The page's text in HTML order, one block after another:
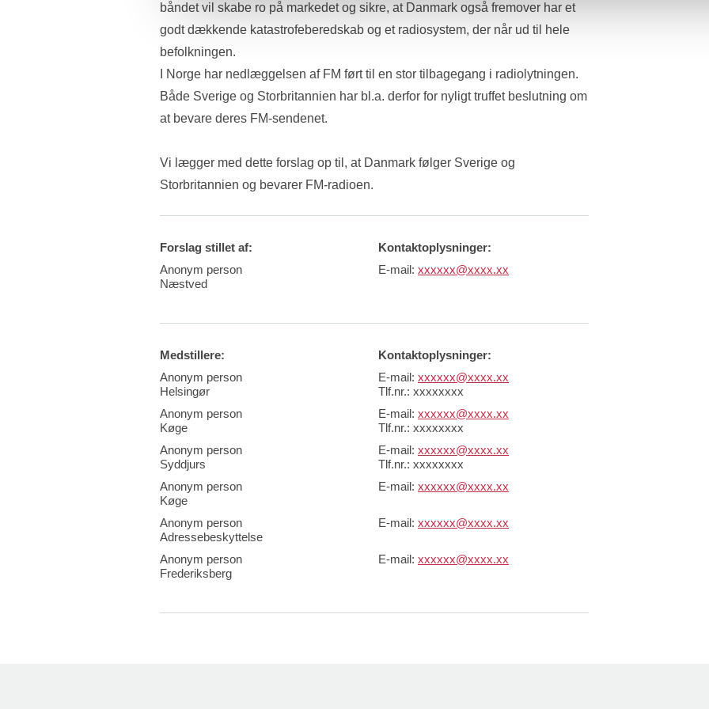
båndet vil skabe ro på markedet og sikre, at Danmark også fremover har et
godt dækkende katastrofeberedskab og et radiosystem, der når ud til hele
befolkningen.
I Norge har nedlæggelsen af FM ført til en stor tilbagegang i radiolytningen.
Både Sverige og Storbritannien har bl.a. derfor for nyligt truffet beslutning om
at bevare deres FM-sendenet.
Vi lægger med dette forslag op til, at Danmark følger Sverige og
Storbritannien og bevarer FM-radioen.
Forslag stillet af:
Kontaktoplysninger:
Anonym person
Næstved
E-mail: xxxxxx@xxxx.xx
Medstillere:
Kontaktoplysninger:
Anonym person
Helsingør
E-mail: xxxxxx@xxxx.xx
Tlf.nr.: xxxxxxxx
Anonym person
Køge
E-mail: xxxxxx@xxxx.xx
Tlf.nr.: xxxxxxxx
Anonym person
Syddjurs
E-mail: xxxxxx@xxxx.xx
Tlf.nr.: xxxxxxxx
Anonym person
Køge
E-mail: xxxxxx@xxxx.xx
Anonym person
Adressebeskyttelse
E-mail: xxxxxx@xxxx.xx
Anonym person
Frederiksberg
E-mail: xxxxxx@xxxx.xx